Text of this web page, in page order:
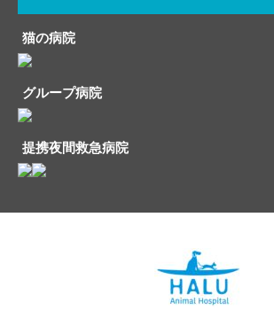
猫の病院
グループ病院
提携夜間救急病院